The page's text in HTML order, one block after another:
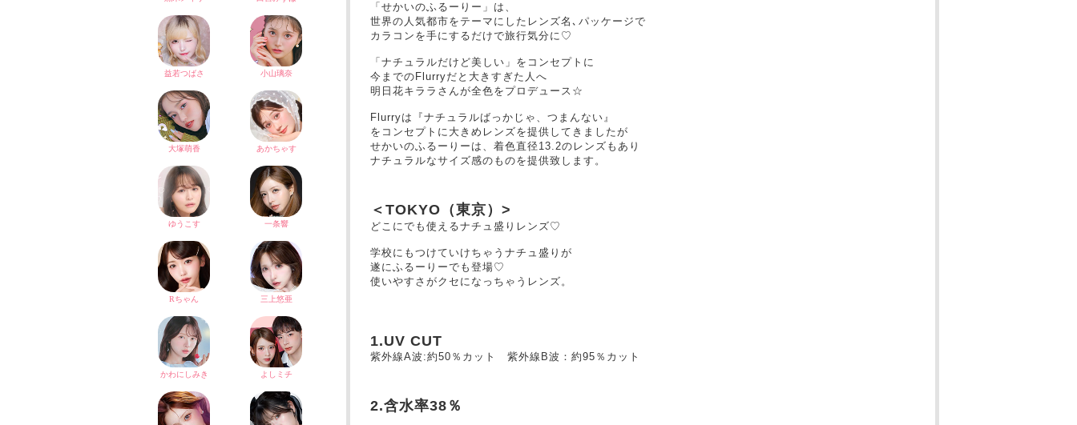
「せかいのふるーりー」は、
世界の人気都市をテーマにしたレンズ名､パッケージで
カラコンを手にするだけで旅⾏気分に♡
「ナチュラルだけど美しい」をコンセプトに
今までのFlurryだと大きすぎた人へ
明⽇花キララさんが全色をプロデュース☆
Flurryは『ナチュラルばっかじゃ、つまんない』
をコンセプトに大きめレンズを提供してきましたが
せかいのふるーりーは、着色直径13.2のレンズもあり
ナチュラルなサイズ感のものを提供致します。
＜TOKYO（東京）>
どこにでも使えるナチュ盛りレンズ♡
学校にもつけていけちゃうナチュ盛りが
遂にふるーりーでも登場♡
使いやすさがクセになっちゃうレンズ。
1.UV CUT
紫外線A波:約50％カット 紫外線B波：約95％カット
2.含水率38％